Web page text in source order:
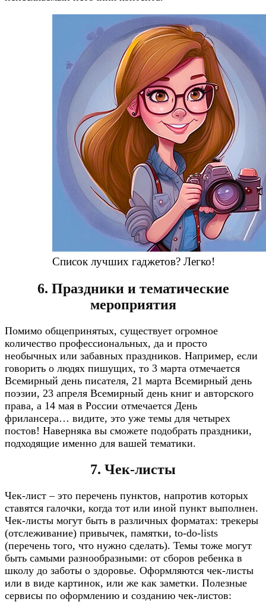
Список лучших гаджетов? Легко!
6. Праздники и тематические
мероприятия
Помимо общепринятых, существует огромное
количество профессиональных, да и просто
необычных или забавных праздников. Например, если
говорить о людях пишущих, то 3 марта отмечается
Всемирный день писателя, 21 марта Всемирный день
поэзии, 23 апреля Всемирный день книг и авторского
права, а 14 мая в России отмечается День
фрилансера… видите, это уже темы для четырех
постов! Наверняка вы сможете подобрать праздники,
подходящие именно для вашей тематики.
7. Чек-листы
Чек-лист – это перечень пунктов, напротив которых
ставятся галочки, когда тот или иной пункт выполнен.
Чек-листы могут быть в различных форматах: трекеры
(отслеживание) привычек, памятки, to-do-lists
(перечень того, что нужно сделать). Темы тоже могут
быть самыми разнообразными: от сборов ребенка в
школу до заботы о здоровье. Оформляются чек-листы
или в виде картинок, или же как заметки. Полезные
сервисы по оформлению и созданию чек-листов: